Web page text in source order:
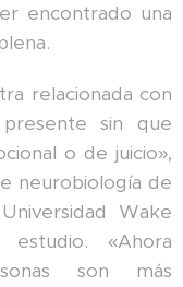
encontrado una
relacionada con
sin que
o de juicio»,
neurobiología de
Wake
«Ahora
son más